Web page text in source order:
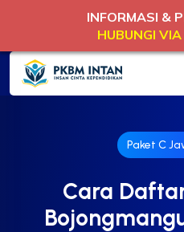
Paket C
Cara
INFORMASI &
HUBUNGI